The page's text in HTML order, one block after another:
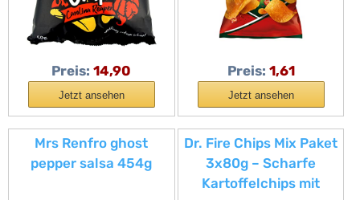
Preis: 14,90
Jetzt ansehen
Preis: 1,61
Jetzt ansehen
Mrs Renfro ghost
pepper salsa 454g
Dr. Fire Chips Mix Paket
3x80g – Scharfe
Kartoffelchips mit